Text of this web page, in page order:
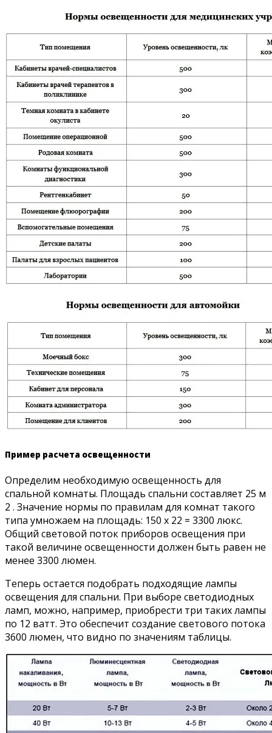
Пример расчета освещенности
Определим необходимую освещенность для
спальной комнаты. Площадь спальни составляет 25 м
2 . Значение нормы по правилам для комнат такого
типа умножаем на площадь: 150 х 22 = 3300 люкс.
Общий световой поток приборов освещения при
такой величине освещенности должен быть равен не
менее 3300 люмен.
Теперь остается подобрать подходящие лампы
освещения для спальни. При выборе светодиодных
ламп, можно, например, приобрести три таких лампы
по 12 ватт. Это обеспечит создание светового потока
3600 люмен, что видно по значениям таблицы.